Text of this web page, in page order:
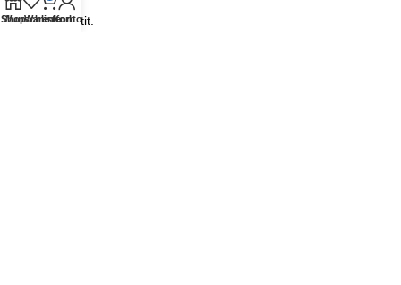
Guten Appetit.
Shop
Wunschliste
Warenkorb
Konto